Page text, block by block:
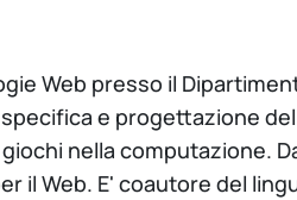
Web presso il
e progettazione
nella computazione.
il Web. E' coautore del